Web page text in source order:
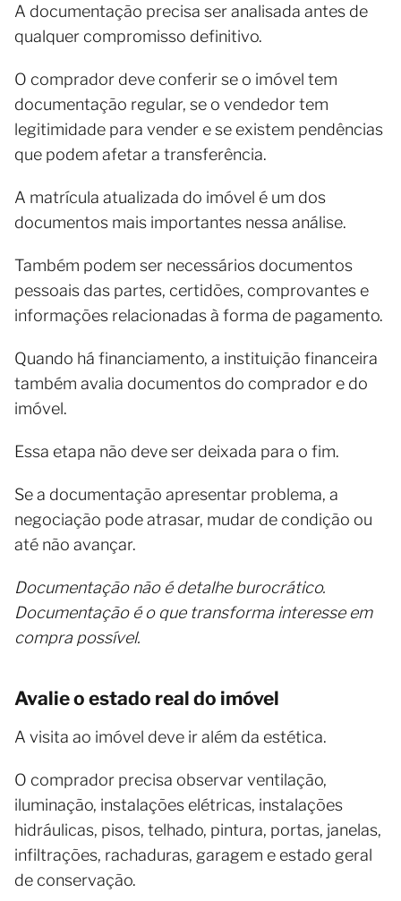
A documentação precisa ser analisada antes de
qualquer compromisso definitivo.
O comprador deve conferir se o imóvel tem
documentação regular, se o vendedor tem
legitimidade para vender e se existem pendências
que podem afetar a transferência.
A matrícula atualizada do imóvel é um dos
documentos mais importantes nessa análise.
Também podem ser necessários documentos
pessoais das partes, certidões, comprovantes e
informações relacionadas à forma de pagamento.
Quando há financiamento, a instituição financeira
também avalia documentos do comprador e do
imóvel.
Essa etapa não deve ser deixada para o fim.
Se a documentação apresentar problema, a
negociação pode atrasar, mudar de condição ou
até não avançar.
Documentação não é detalhe burocrático.
Documentação é o que transforma interesse em
compra possível.
Avalie o estado real do imóvel
A visita ao imóvel deve ir além da estética.
O comprador precisa observar ventilação,
iluminação, instalações elétricas, instalações
hidráulicas, pisos, telhado, pintura, portas, janelas,
infiltrações, rachaduras, garagem e estado geral
de conservação.